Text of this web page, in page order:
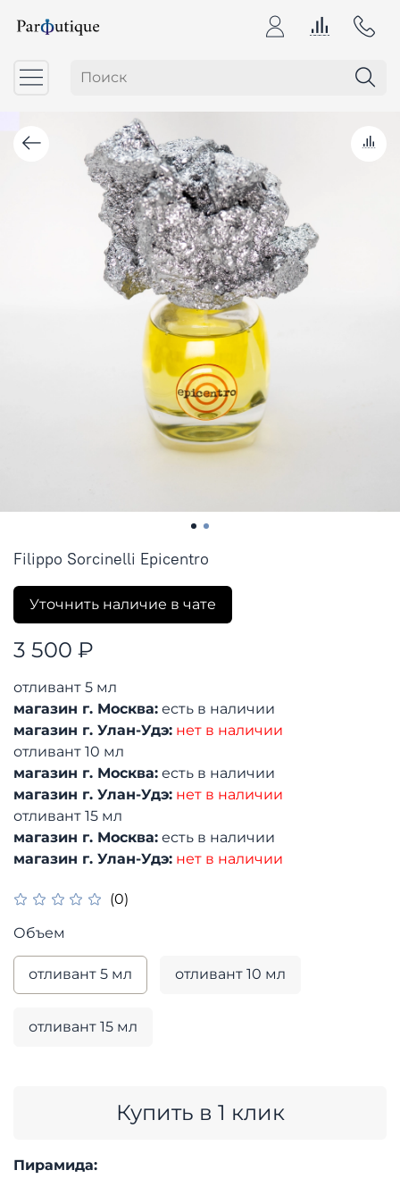
(0)
Filippo Sorcinelli Epicentro
Уточнить наличие в чате
3 500 ₽
Купить в 1 клик
Объем
отливант 5 мл отливант 10 мл
отливант 15 мл
отливант 5 мл
магазин г. Москва: есть в наличии
магазин г. Улан-Удэ: нет в наличии
отливант 10 мл
магазин г. Москва: есть в наличии
магазин г. Улан-Удэ: нет в наличии
отливант 15 мл
магазин г. Москва: есть в наличии
магазин г. Улан-Удэ: нет в наличии
Пирамида: